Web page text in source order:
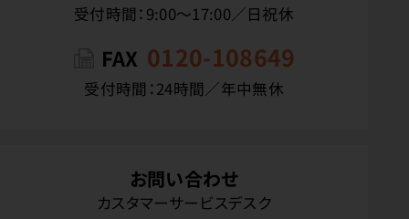
受付時間：9:00〜17:00／日祝休
FAX 0120-108649
受付時間：24時間／年中無休
お問い合わせ
カスタマーサービスデスク